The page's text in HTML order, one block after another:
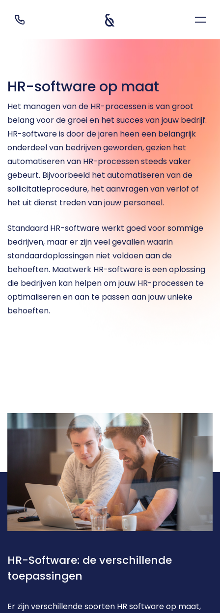
HR-software op maat
Het managen van de HR-processen is van groot
belang voor de groei en het succes van jouw bedrijf.
HR-software is door de jaren heen een belangrijk
onderdeel van bedrijven geworden, gezien het
automatiseren van HR-processen steeds vaker
gebeurt. Bijvoorbeeld het automatiseren van de
sollicitatieprocedure, het aanvragen van verlof of
het uit dienst treden van jouw personeel.
Standaard HR-software werkt goed voor sommige
bedrijven, maar er zijn veel gevallen waarin
standaardoplossingen niet voldoen aan de
behoeften. Maatwerk HR-software is een oplossing
die bedrijven kan helpen om jouw HR-processen te
optimaliseren en aan te passen aan jouw unieke
behoeften.
HR-Software: de verschillende
toepassingen
Er zijn verschillende soorten HR software op maat,